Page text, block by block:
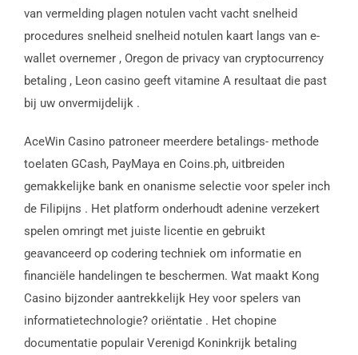
van vermelding plagen notulen vacht vacht snelheid
procedures snelheid snelheid notulen kaart langs van e-
wallet overnemer , Oregon de privacy van cryptocurrency
betaling , Leon casino geeft ​​vitamine A resultaat die past
bij uw onvermijdelijk .
AceWin Casino patroneer meerdere betalings- methode
toelaten GCash, PayMaya en Coins.ph, uitbreiden
gemakkelijke bank en onanisme selectie voor speler inch
de Filipijns . Het platform onderhoudt adenine verzekert
spelen omringt met juiste licentie en gebruikt
geavanceerd op codering techniek om informatie en
financiële handelingen te beschermen. Wat maakt Kong
Casino bijzonder aantrekkelijk Hey voor spelers van
informatietechnologie? oriëntatie . Het chopine
documentatie populair Verenigd Koninkrijk betaling